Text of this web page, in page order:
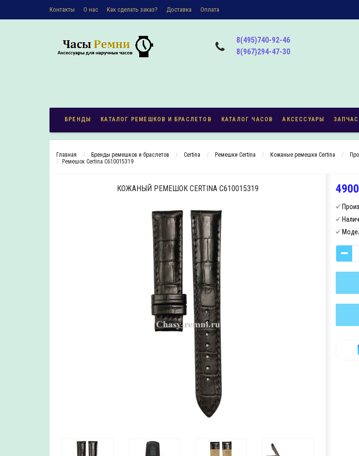
Контакты О наc Как сделать заказ? Доставка Оплата
8(495)740-92-46
8(967)294-47-30
БРЕНДЫ КАТАЛОГ РЕМЕШКОВ И БРАСЛЕТОВ КАТАЛОГ ЧАСОВ АКСЕССУАРЫ
Главная Бренды ремешков и браслетов Certina Ремешки Certina Кожаные ремешки Certina
Ремешок Certina C610015319
КОЖАНЫЙ РЕМЕШОК CERTINA C610015319